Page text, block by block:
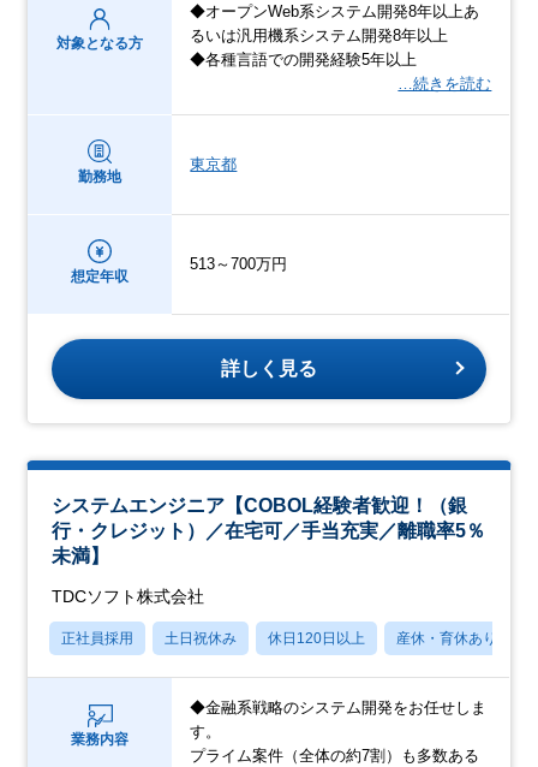
対象となる方
◆オープンWeb系システム開発8年以上あ
るいは汎用機系システム開発8年以上
◆各種言語での開発経験5年以上
…続きを読む
勤務地
東京都
想定年収
513～700万円
詳しく見る
システムエンジニア【COBOL経験者歓迎！（銀
行・クレジット）／在宅可／手当充実／離職率5％
未満】
TDCソフト株式会社
正社員採用 土日祝休み 休日120日以上 産休・育休あり
業務内容
◆金融系戦略のシステム開発をお任せしま
す。
プライム案件（全体の約7割）も多数ある